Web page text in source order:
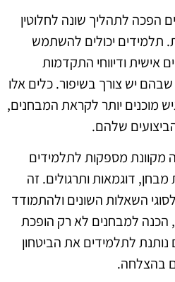
הפכה לתהליך שונה לחלוטין
תלמידים יכולים להשתמש
אישית ודיווחי התקדמות
שבהם יש צורך בשיפור. כלים אלו
מוכנים יותר לקראת המבחנים,
שלהם.
מקוונת מספקות לתלמידים
דוגמאות ותרגולים. זה
השאלות השונים ולהתמודד
למבחנים לא רק הופכת
נותנת לתלמידים את הביטחון
בהצלחה.